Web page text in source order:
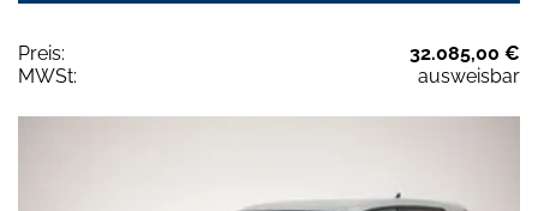
Preis:
32.085,00 €
MWSt:
ausweisbar